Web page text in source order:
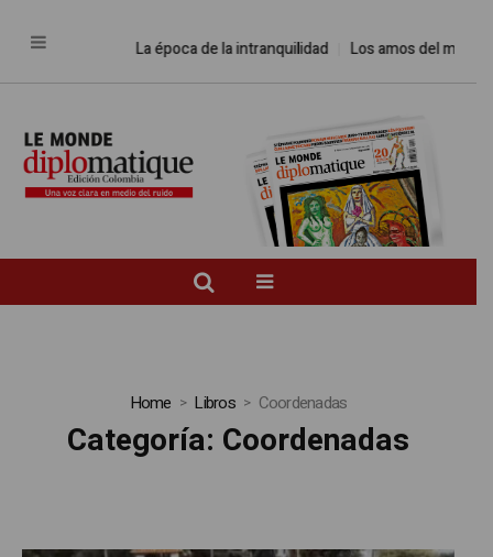
La época de la intranquilidad Los amos del mundo
Home Libros Coordenadas
Categoría: Coordenadas